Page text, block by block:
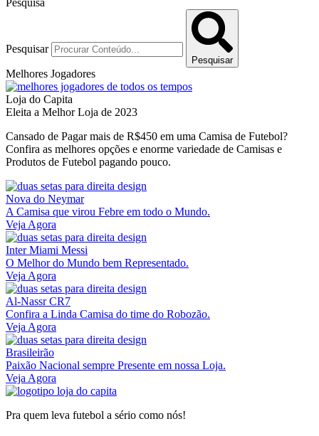
Pesquisar
Pesquisar
Melhores Jogadores
Loja do Capita
Eleita a Melhor Loja de 2023
Cansado de Pagar mais de R$450 em uma Camisa de Futebol?
Confira as melhores opções e enorme variedade de Camisas e
Produtos de Futebol pagando pouco.
Nova do Neymar
A Camisa que virou Febre em todo o Mundo.
Veja Agora
Inter Miami Messi
O Melhor do Mundo bem Representado.
Veja Agora
Al-Nassr CR7
Confira a Linda Camisa do time do Robozão.
Veja Agora
Brasileirão
Paixão Nacional sempre Presente em nossa Loja.
Veja Agora
Pra quem leva futebol a sério como nós!